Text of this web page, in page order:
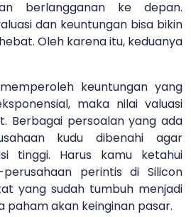
berlangganan ke depan.
dan keuntungan bisa bikin
Oleh karena itu, keduanya
keuntungan yang
maka nilai valuasi
Berbagai persoalan yang ada
kudu dibenahi agar
tinggi. Harus kamu ketahui
perintis di Silicon
yang sudah tumbuh menjadi
akan keinginan pasar.